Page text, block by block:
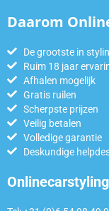
Daarom
De grootste in
Ruim 18 jaar
Afhalen mogelijk
Gratis ruilen
Scherpste prijzen
Veilig betalen
Volledige garantie
Deskundige